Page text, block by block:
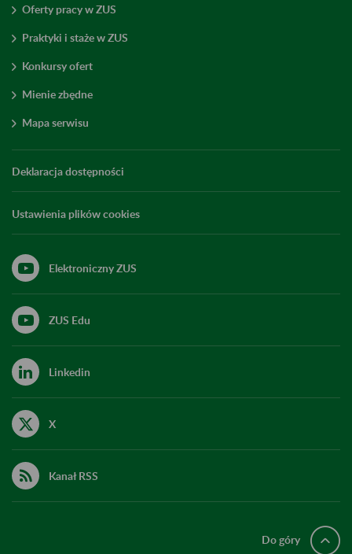
Oferty pracy w ZUS
Praktyki i staże w ZUS
Konkursy ofert
Mienie zbędne
Mapa serwisu
Deklaracja dostępności
Ustawienia plików cookies
Elektroniczny ZUS
ZUS Edu
Linkedin
X
Kanał RSS
Do góry